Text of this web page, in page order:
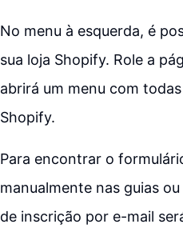
No menu à esquerda, é
sua loja Shopify. Role a
abrirá um menu com
Shopify.
Para encontrar o
manualmente nas guias
de inscrição por e-mail